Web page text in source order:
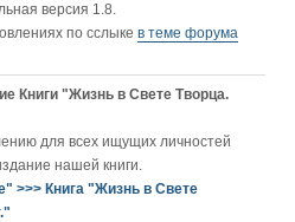
версия 1.8.
по сслыке в теме форума
Книги "Жизнь в Свете Творца.
для всех ищущих личностей
нашей книги.
>>> Книга "Жизнь в Свете